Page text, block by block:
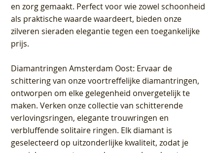
en zorg gemaakt. Perfect voor wie zowel schoonheid
als praktische waarde waardeert, bieden onze
zilveren sieraden elegantie tegen een toegankelijke
prijs.
Diamantringen Amsterdam Oost: Ervaar de
schittering van onze voortreffelijke diamantringen,
ontworpen om elke gelegenheid onvergetelijk te
maken. Verken onze collectie van schitterende
verlovingsringen, elegante trouwringen en
verbluffende solitaire ringen. Elk diamant is
geselecteerd op uitzonderlijke kwaliteit, zodat je